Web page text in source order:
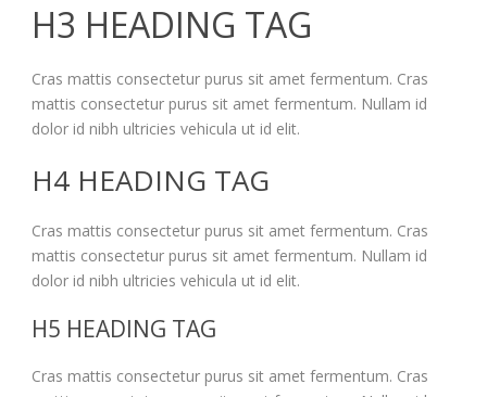
H3 HEADING TAG
Cras mattis consectetur purus sit amet fermentum. Cras
mattis consectetur purus sit amet fermentum. Nullam id
dolor id nibh ultricies vehicula ut id elit.
H4 HEADING TAG
Cras mattis consectetur purus sit amet fermentum. Cras
mattis consectetur purus sit amet fermentum. Nullam id
dolor id nibh ultricies vehicula ut id elit.
H5 HEADING TAG
Cras mattis consectetur purus sit amet fermentum. Cras